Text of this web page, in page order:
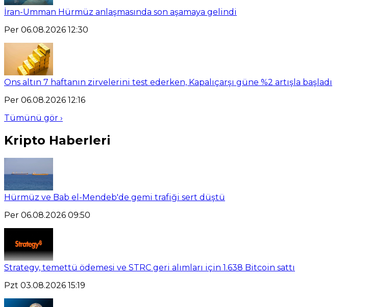
İran-Umman Hürmüz anlaşmasında son aşamaya gelindi
Per 06.08.2026 12:30
Ons altın 7 haftanın zirvelerini test ederken, Kapalıçarşı güne %2 artışla başladı
Per 06.08.2026 12:16
Tümünü gör ›
Kripto Haberleri
Hürmüz ve Bab el-Mendeb'de gemi trafiği sert düştü
Per 06.08.2026 09:50
Strategy, temettü ödemesi ve STRC geri alımları için 1.638 Bitcoin sattı
Pzt 03.08.2026 15:19